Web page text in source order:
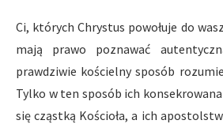
Ci, których Chrystus powołuje do
mają prawo poznawać
prawdziwie kościelny sposób
Tylko w ten sposób ich konsekrowana
się cząstką Kościoła, a ich